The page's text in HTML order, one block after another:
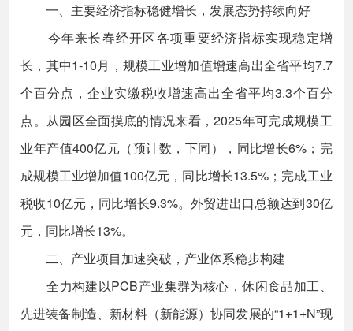
一、主要经济指标稳健增长，发展态势持续向好
今年来长春经开区各项重要经济指标实现稳定增
长，其中1-10月，规模工业增加值增速高出全省平均7.7
个百分点，企业实缴税收增速高出全省平均3.3个百分
点。从园区全面摸底的情况来看，2025年可完成规模工
业年产值400亿元（预计数，下同），同比增长6%；完
成规模工业增加值100亿元，同比增长13.5%；完成工业
税收10亿元，同比增长9.3%。外贸进出口总额达到30亿
元，同比增长13%。
二、产业项目加速突破，产业体系稳步构建
全力构建以PCB产业集群为核心，休闲食品加工、
先进装备制造、新材料（新能源）协同发展的“1+1+N”现